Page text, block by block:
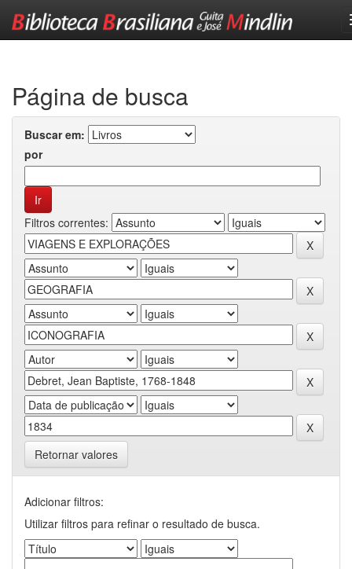
Página de busca
Buscar em:
por
Filtros correntes:
Retornar valores
Adicionar filtros:
Utilizar filtros para refinar o resultado de busca.